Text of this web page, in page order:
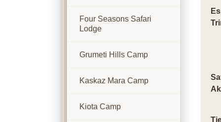
Four Seasons Safari
Lodge
Grumeti Hills Camp
Kaskaz Mara Camp
Kiota Camp